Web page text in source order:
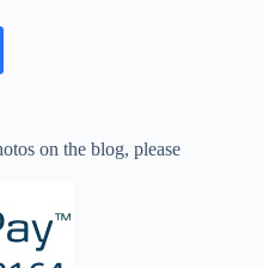
on the blog, please